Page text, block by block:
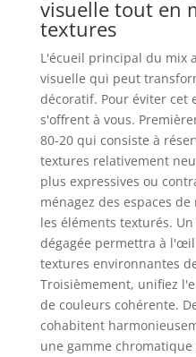
visuelle tout en
textures
L'écueil principal du mix
visuelle qui peut
décoratif. Pour éviter cet
s'offrent à vous.
80-20 qui consiste à
textures relativement
plus expressives ou
ménagez des espaces
les éléments texturés.
dégagée permettra à
textures environnantes
Troisièmement, unifiez
de couleurs cohérente.
cohabitent
une gamme